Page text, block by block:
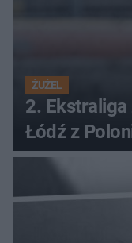
ŻUŻEL
2. Ekstraliga
Łódź z